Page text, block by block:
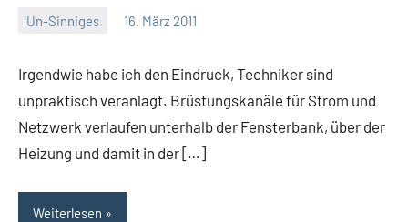
Un-Sinniges 16. März 2011
Irgendwie habe ich den Eindruck, Techniker sind
unpraktisch veranlagt. Brüstungskanäle für Strom und
Netzwerk verlaufen unterhalb der Fensterbank, über der
Heizung und damit in der […]
Weiterlesen